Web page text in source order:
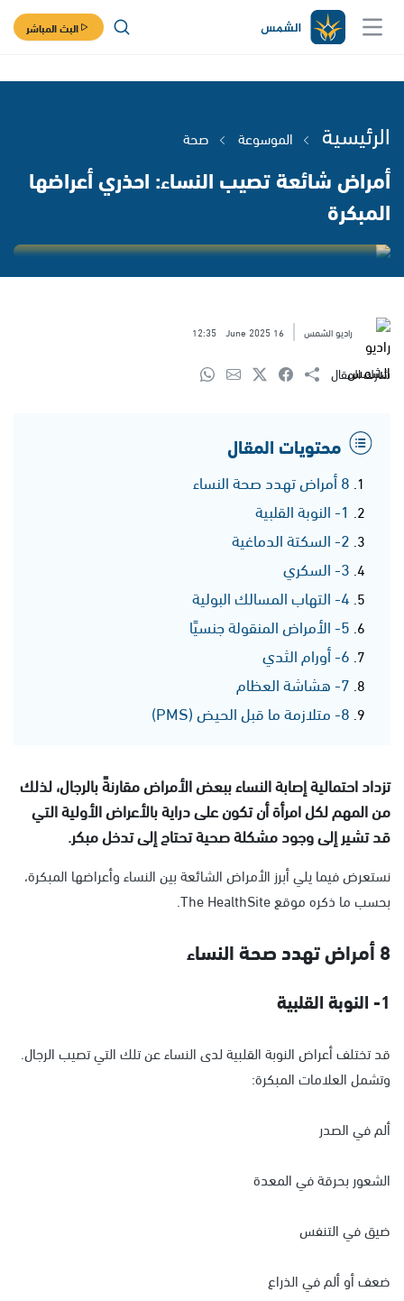
البث المباشر
الرئيسية الموسوعة صحة
أمراض شائعة تصيب النساء: احذري أعراضها
المبكرة
راديو الشمس 16 June 2025
12:35
شارك المقال
محتويات المقال
8 أمراض تهدد صحة النساء
1- النوبة القلبية
2- السكتة الدماغية
3- السكري
4- التهاب المسالك البولية
5- الأمراض المنقولة جنسيًا
6- أورام الثدي
7- هشاشة العظام
8- متلازمة ما قبل الحيض (PMS)
تزداد احتمالية إصابة النساء ببعض الأمراض مقارنةً بالرجال، لذلك
من المهم لكل امرأة أن تكون على دراية بالأعراض الأولية التي
قد تشير إلى وجود مشكلة صحية تحتاج إلى تدخل مبكر.
نستعرض فيما يلي أبرز الأمراض الشائعة بين النساء وأعراضها المبكرة،
بحسب ما ذكره موقع The HealthSite.
8 أمراض تهدد صحة النساء
1- النوبة القلبية
قد تختلف أعراض النوبة القلبية لدى النساء عن تلك التي تصيب الرجال.
وتشمل العلامات المبكرة:
ألم في الصدر
الشعور بحرقة في المعدة
ضيق في التنفس
ضعف أو ألم في الذراع